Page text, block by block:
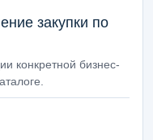
закупки по
конкретной бизнес-